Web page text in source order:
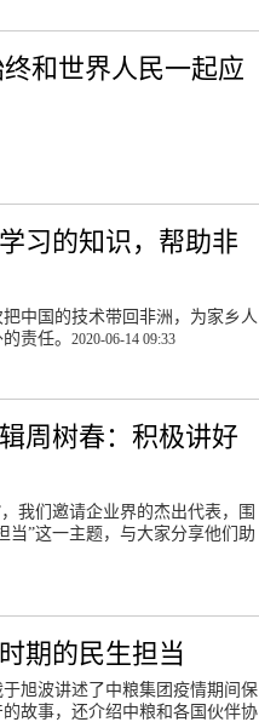
和世界人民一起应
习的知识，帮助非
中国的技术带回非洲，为家乡人
责任。 2020-06-14 09:33
周树春：积极讲好
我们邀请企业界的杰出代表，围
当”这一主题，与大家分享他们助
期的民生担当
旭波讲述了中粮集团疫情期间保
故事，还介绍中粮和各国伙伴协